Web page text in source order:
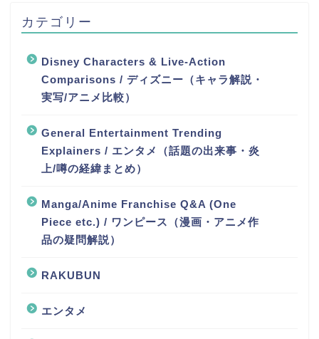
カテゴリー
Disney Characters & Live-Action
Comparisons / ディズニー（キャラ解説・
実写/アニメ比較）
General Entertainment Trending
Explainers / エンタメ（話題の出来事・炎
上/噂の経緯まとめ）
Manga/Anime Franchise Q&A (One
Piece etc.) / ワンピース（漫画・アニメ作
品の疑問解説）
RAKUBUN
エンタメ